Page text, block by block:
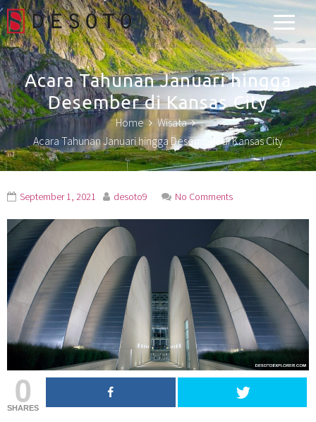
Desoto Explorer
Acara Tahunan Januari hingga
Desember di Kansas City
Home
Wisata
Acara Tahunan Januari hingga Desember di Kansas City
September 1, 2021 desoto9 No Comments
0
SHARES